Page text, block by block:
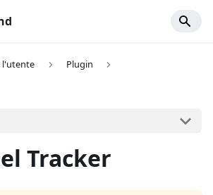
l'utente
Plugin
Tracker